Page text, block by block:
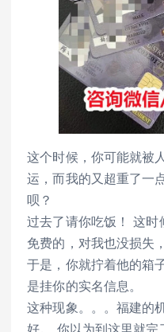
这个时候，你可能就被
运，而我的又超重了一
呗？
过去了请你吃饭！ 这时
免费的，对我也没损失
于是，你就拧着他的箱
是挂你的实名信息。
这种现象。。。福建的
好。 你以为到这里就完